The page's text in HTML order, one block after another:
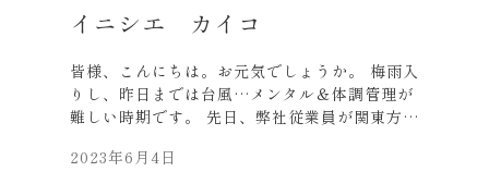
イニシエ カイコ
皆様、こんにちは。お元気でしょうか。 梅雨入
りし、昨日までは台風…メンタル＆体調管理が
難しい時期です。 先日、弊社従業員が関東方面
馬の「富岡製糸場」を訪れたそうなので、今回
2023年6月4日